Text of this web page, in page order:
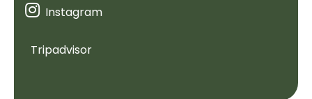
Instagram
Tripadvisor